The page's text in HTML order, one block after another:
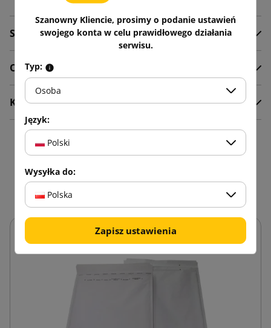
Szczegóły produktu
Opis
Komentarze
16 innych produktów w
tej samej kategorii:
Szanowny Kliencie, prosimy o podanie ustawień
swojego konta w celu prawidłowego działania
serwisu.
Typ:
Osoba
Język:
Polski
Wysyłka do:
Polska
Zapisz ustawienia